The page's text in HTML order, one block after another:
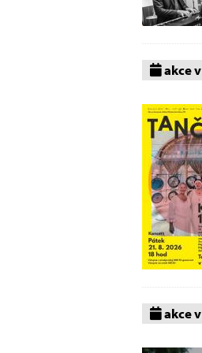
akce
akce